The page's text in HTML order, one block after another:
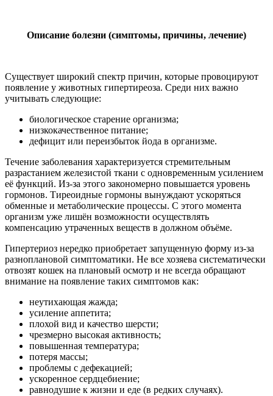
Описание болезни (симптомы, причины, лечение)
Существует широкий спектр причин, которые провоцируют
появление у животных гипертиреоза. Среди них важно
учитывать следующие:
биологическое старение организма;
низкокачественное питание;
дефицит или переизбыток йода в организме.
Течение заболевания характеризуется стремительным
разрастанием железистой ткани с одновременным усилением
её функций. Из-за этого закономерно повышается уровень
гормонов. Тиреоидные гормоны вынуждают ускоряться
обменные и метаболические процессы. С этого момента
организм уже лишён возможности осуществлять
компенсацию утраченных веществ в должном объёме.
Гипертериоз нередко приобретает запущенную форму из-за
разноплановой симптоматики. Не все хозяева систематически
отвозят кошек на плановый осмотр и не всегда обращают
внимание на появление таких симптомов как:
неутихающая жажда;
усиление аппетита;
плохой вид и качество шерсти;
чрезмерно высокая активность;
повышенная температура;
потеря массы;
проблемы с дефекацией;
ускоренное сердцебиение;
равнодушие к жизни и еде (в редких случаях).